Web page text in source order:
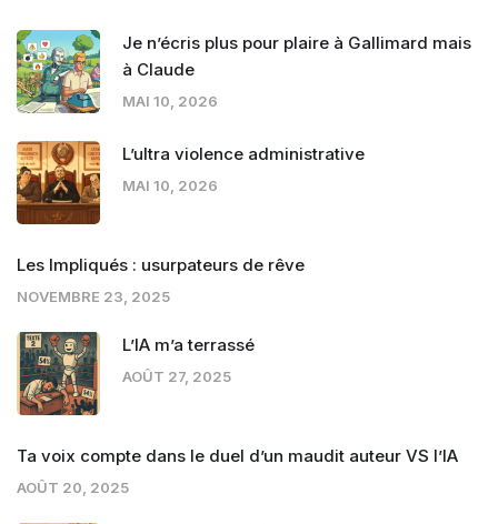
Je n’écris plus pour plaire à Gallimard mais
à Claude
MAI 10, 2026
L’ultra violence administrative
MAI 10, 2026
Les Impliqués : usurpateurs de rêve
NOVEMBRE 23, 2025
L’IA m’a terrassé
AOÛT 27, 2025
Ta voix compte dans le duel d’un maudit auteur VS l’IA
AOÛT 20, 2025